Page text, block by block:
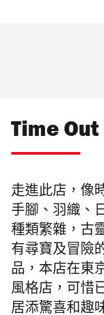
Time Out
走進此店，像
手腳、羽織、
種類繁雜，古
有尋寶及冒險
品，本店在東
風格店，可惜
居添驚喜和趣